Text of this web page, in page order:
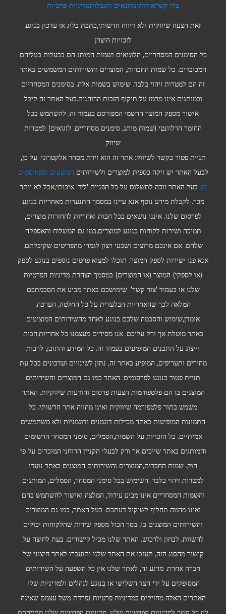
מדיניות פרטיותתנאים והגבלותאודותינוצרו קשר
זאת הצעה שיווקית ולא דיווח חדשותי,כתבת בלוג או עדכון בנוגע
לזכויות היצרן
כל הסימנים המסחריים, הלוגואים ושמות המותג הם בבעלות בעליהם
המכובדים. כל שמות החברות, המוצרים והשירותים המשמשים באתר
זה הם למטרות זיהוי בלבד. שימוש בשמות אלה, בסימנים המסחריים
ובמותגים אינו מרמז על תיקוף הזכות הרוחנית.בעל האתר זה קיבל
אישור מספק המוצר הרשמי המפורסם בעמוד זה, להשתמש בכל
החומר הרלוונטי (שמות מותג, סימנים מסחריים, לוגואים) למטרות
שיווק
תניית פטור בקשר לשיווק: אתר זה הוא זירת מסחר אלקטרוני. על כן,
לבעל האתר יש זיקה כספית למוצרים ולשירותים המוצעים ומפורסמים
בו. בעל האתר זוכה לתשלום על כל הפניית 'ליד' איכותי,אבל לא יותר
מכך. לקבלת מידע נוסף אנא עיינו במסמך התנערות מאחריות בנוגע
לפרסום שלנו. איננו נושאים בכל חבות ואחריות להחזרות מוצרים,
תמיכה ושירות לקוחות בנוגע למוצרים,כמו גם המשלוח והאספקה
שלהם. אם אינכם מרוצים ושבעי רצון לגמרי מהפריטים שקיבלתם,
אנא פנו ישירות לספק המוצר. תוכלו למצוא פרטים נוספים בנוגע לספק
(או לספקי) המוצר (או המוצרים) במסמך הצהרת מדיניות הפרטיות
שלנו או בעמוד 'צור קשר'. שימושכם באתר מביע את הסכמתכם
המלאה לכך שהאחריות הבלעדית על כל החלטה, הערכה,
אומדן,שימוש והסכמה שלכם בנוגע לאחד מהשירותים המוציעים
באתר מוטלת אך ורק עליכם. אנו מסירים מעצמנו כל אחריות,חבות
וייצוג על התכנים המופיעים בעמוד זה. כל המידע והתוכן, לרבות
מחירים ותעריפים, המופיע באתר זה, נתון לשינויים ועדכונים בכל עת
תניית פטור בנוגע לפרסומים: האתר כמו גם המוצרים והשירותים
המוצגים בו הם פלטפורמות הצעות פרסום והודעות שיווקיות. האתר
משמש בתור פלטפורמה שיווקית ואינו מהווה אתר חדשותי. כל
התמונות המופיעות באתר מכילות דוגמנים ודוגמניות ולא משתמשים
אמיתיים. כל הזכויות על השמות,הסמלים, סימני המסחר הרשומים
והמותגים באתר שייכים אך ורק לבעלי הקניין הרוחני המוכרים על פי
חוק. שמות החברות,המוצרים והשירותים המוצגים באתר נועדו
למטרות זיהוי בלבד. השימוש בכל סימני המסחר, הסמלים, המותגים
והשמות המסחריים אינו מביע עידוד, המלצה ואישור להשתמש בהם
ואינו מהווה תחליף לשיקול דעתכם. בעל האתר, כמו גם המוצרים
והשירותים המוצגים בו, בסך הכול מספק שירות שהלקוחות יכולים
להשוות, לבחון ולרכוש. האתר שלנו מכיל קישורים. בעת לחיצה על
קישור מהסוג הזה, תעזבו את האתר שלנו ותועברו לאתר חיצוני של
חברה אחרת. מרגע זה, לאתר שלנו אין כל השפעה על השירותים
המסופקים על ידי הצד השלישי או בנוגע לנהלים ולמדיניות שלו.
האתרים האלה מחזיקים במדיניות פרטיות נפרדת משל עצמם שאינה